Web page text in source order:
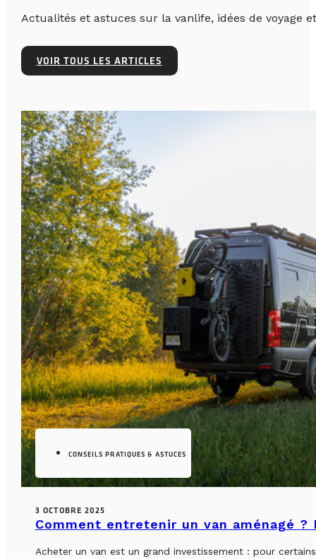
Actualités et astuces sur la vanlife, idées de voyage
VOIR TOUS LES ARTICLES
CONSEILS PRATIQUES & ASTUCES
3 OCTOBRE 2025
Comment entretenir un van aménagé
Acheter un van est un grand investissement : pour